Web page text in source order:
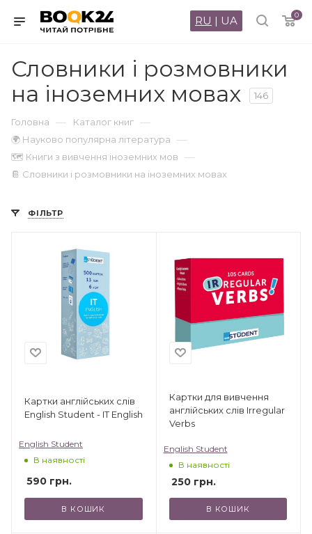
0
RU | UA
Словники і розмовники
на іноземних мовах
146
Головна — Каталог книг —
🌍 Науково популярна література —
🗺 Книги з вивчення іноземних мов —
📔 Словники і розмовники на іноземних мовах
ФІЛЬТР
Картки англійських слів
English Student - IT English
English Student
В наявності
590 грн.
В КОШИК
Картки для вивчення
англійських слів Irregular
Verbs
English Student
В наявності
250грн.
В КОШИК